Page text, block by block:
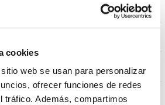
cookies
web se usan para personalizar
ofrecer funciones de redes
tráfico. Además, compartimos
885x24x38mm
Incluida